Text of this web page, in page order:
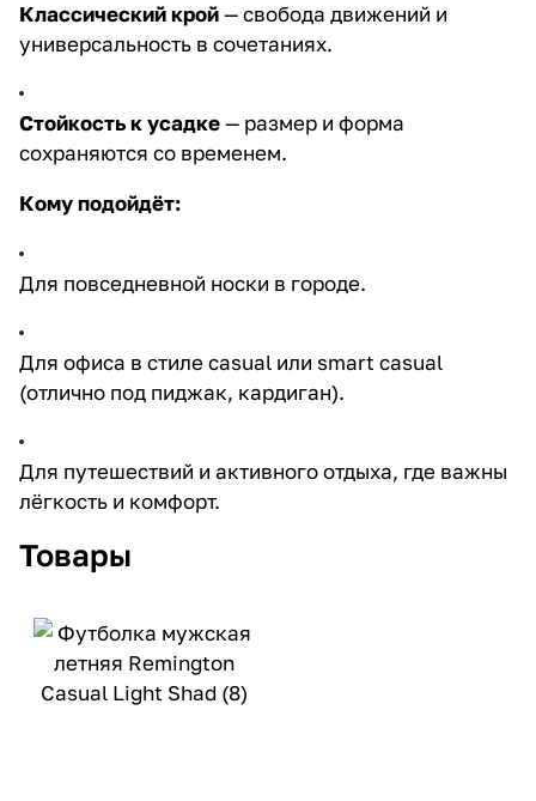
Классический крой— свобода движений и
универсальность в сочетаниях.
Стойкость к усадке— размер и форма
сохраняются со временем.
Кому подойдёт:
Для повседневной носки в городе.
Для офиса в стиле casual или smart casual
(отлично под пиджак, кардиган).
Для путешествий и активного отдыха, где важны
лёгкость и комфорт.
Товары